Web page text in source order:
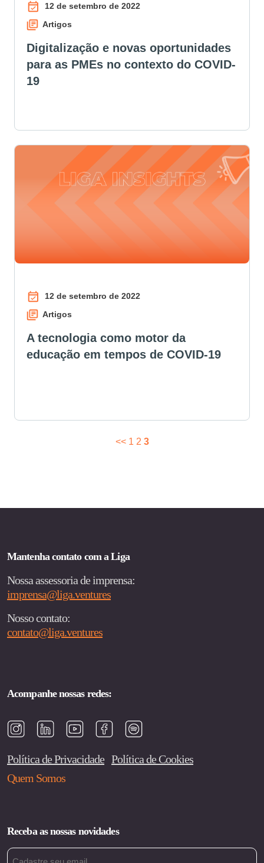
12 de setembro de 2022
Artigos
Digitalização e novas oportunidades
para as PMEs no contexto do COVID-
19
12 de setembro de 2022
Artigos
A tecnologia como motor da
educação em tempos de COVID-19
PAGINAÇÃO
<< 1 2 3
Mantenha contato com a Liga
Nossa assessoria de imprensa:
imprensa@liga.ventures
Nosso contato:
contato@liga.ventures
Acompanhe nossas redes:
Política de Privacidade Política de Cookies
Quem Somos
Receba as nossas novidades
Email